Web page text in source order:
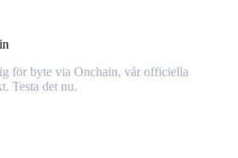
för byte via Onchain, vår officiella
Testa det nu.